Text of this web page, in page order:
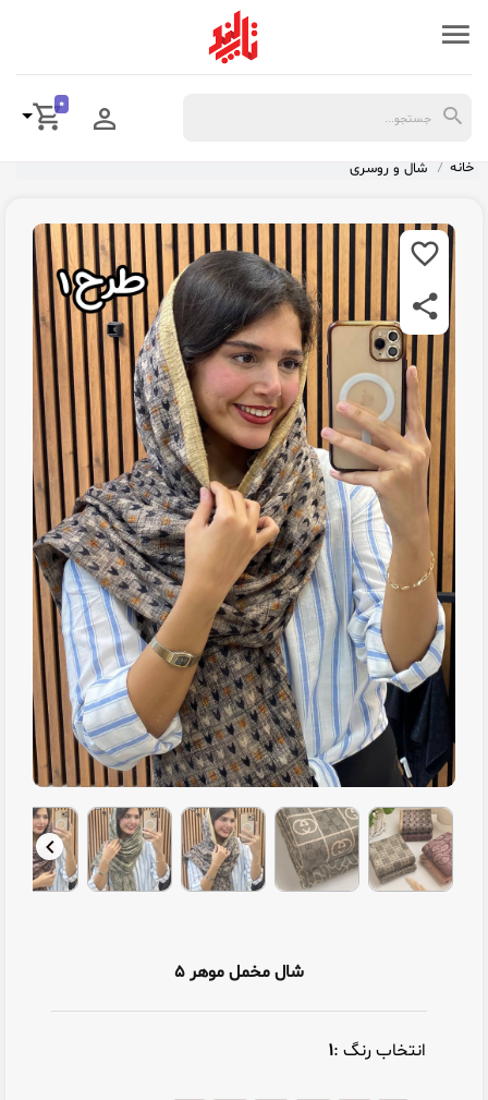
0
خانه شال و روسری
شال مخمل موهر ۵
انتخاب رنگ :1